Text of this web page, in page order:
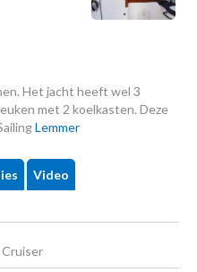
Het jacht heeft wel 3
met 2 koelkasten. Deze
Lemmer
Video
Cruiser